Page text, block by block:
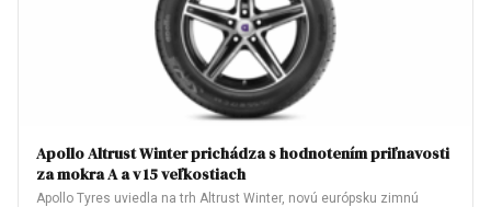
Apollo Altrust Winter prichádza s hodnotením priľnavosti
za mokra A a v 15 veľkostiach
Apollo Tyres uviedla na trh Altrust Winter, novú európsku zimnú